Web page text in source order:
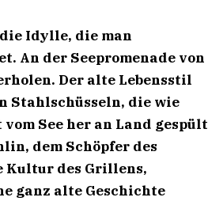
Idylle, die man
An der Seepromenade von
Der alte Lebensstil
Stahlschüsseln, die wie
See her an Land gespült
dem Schöpfer des
Kultur des Grillens,
ganz alte Geschichte